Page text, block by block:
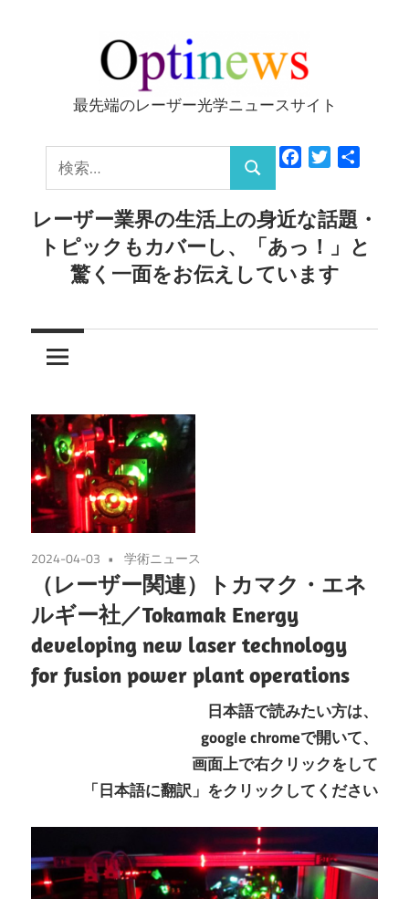
ッ
Optinews
最先端のレーザー光学ニュースサイト
索:
検
索
FacebookTwitter
レーザー業界の生活上の身近な話題・
トピックもカバーし、「あっ！」と
驚く一面をお伝えしています
2024-04-03 学術ニュース
（レーザー関連）トカマク・エネ
ルギー社／Tokamak Energy
developing new laser technology
for fusion power plant operations
日本語で読みたい方は、
google chromeで開いて、
画面上で右クリックをして
「日本語に翻訳」をクリックしてください